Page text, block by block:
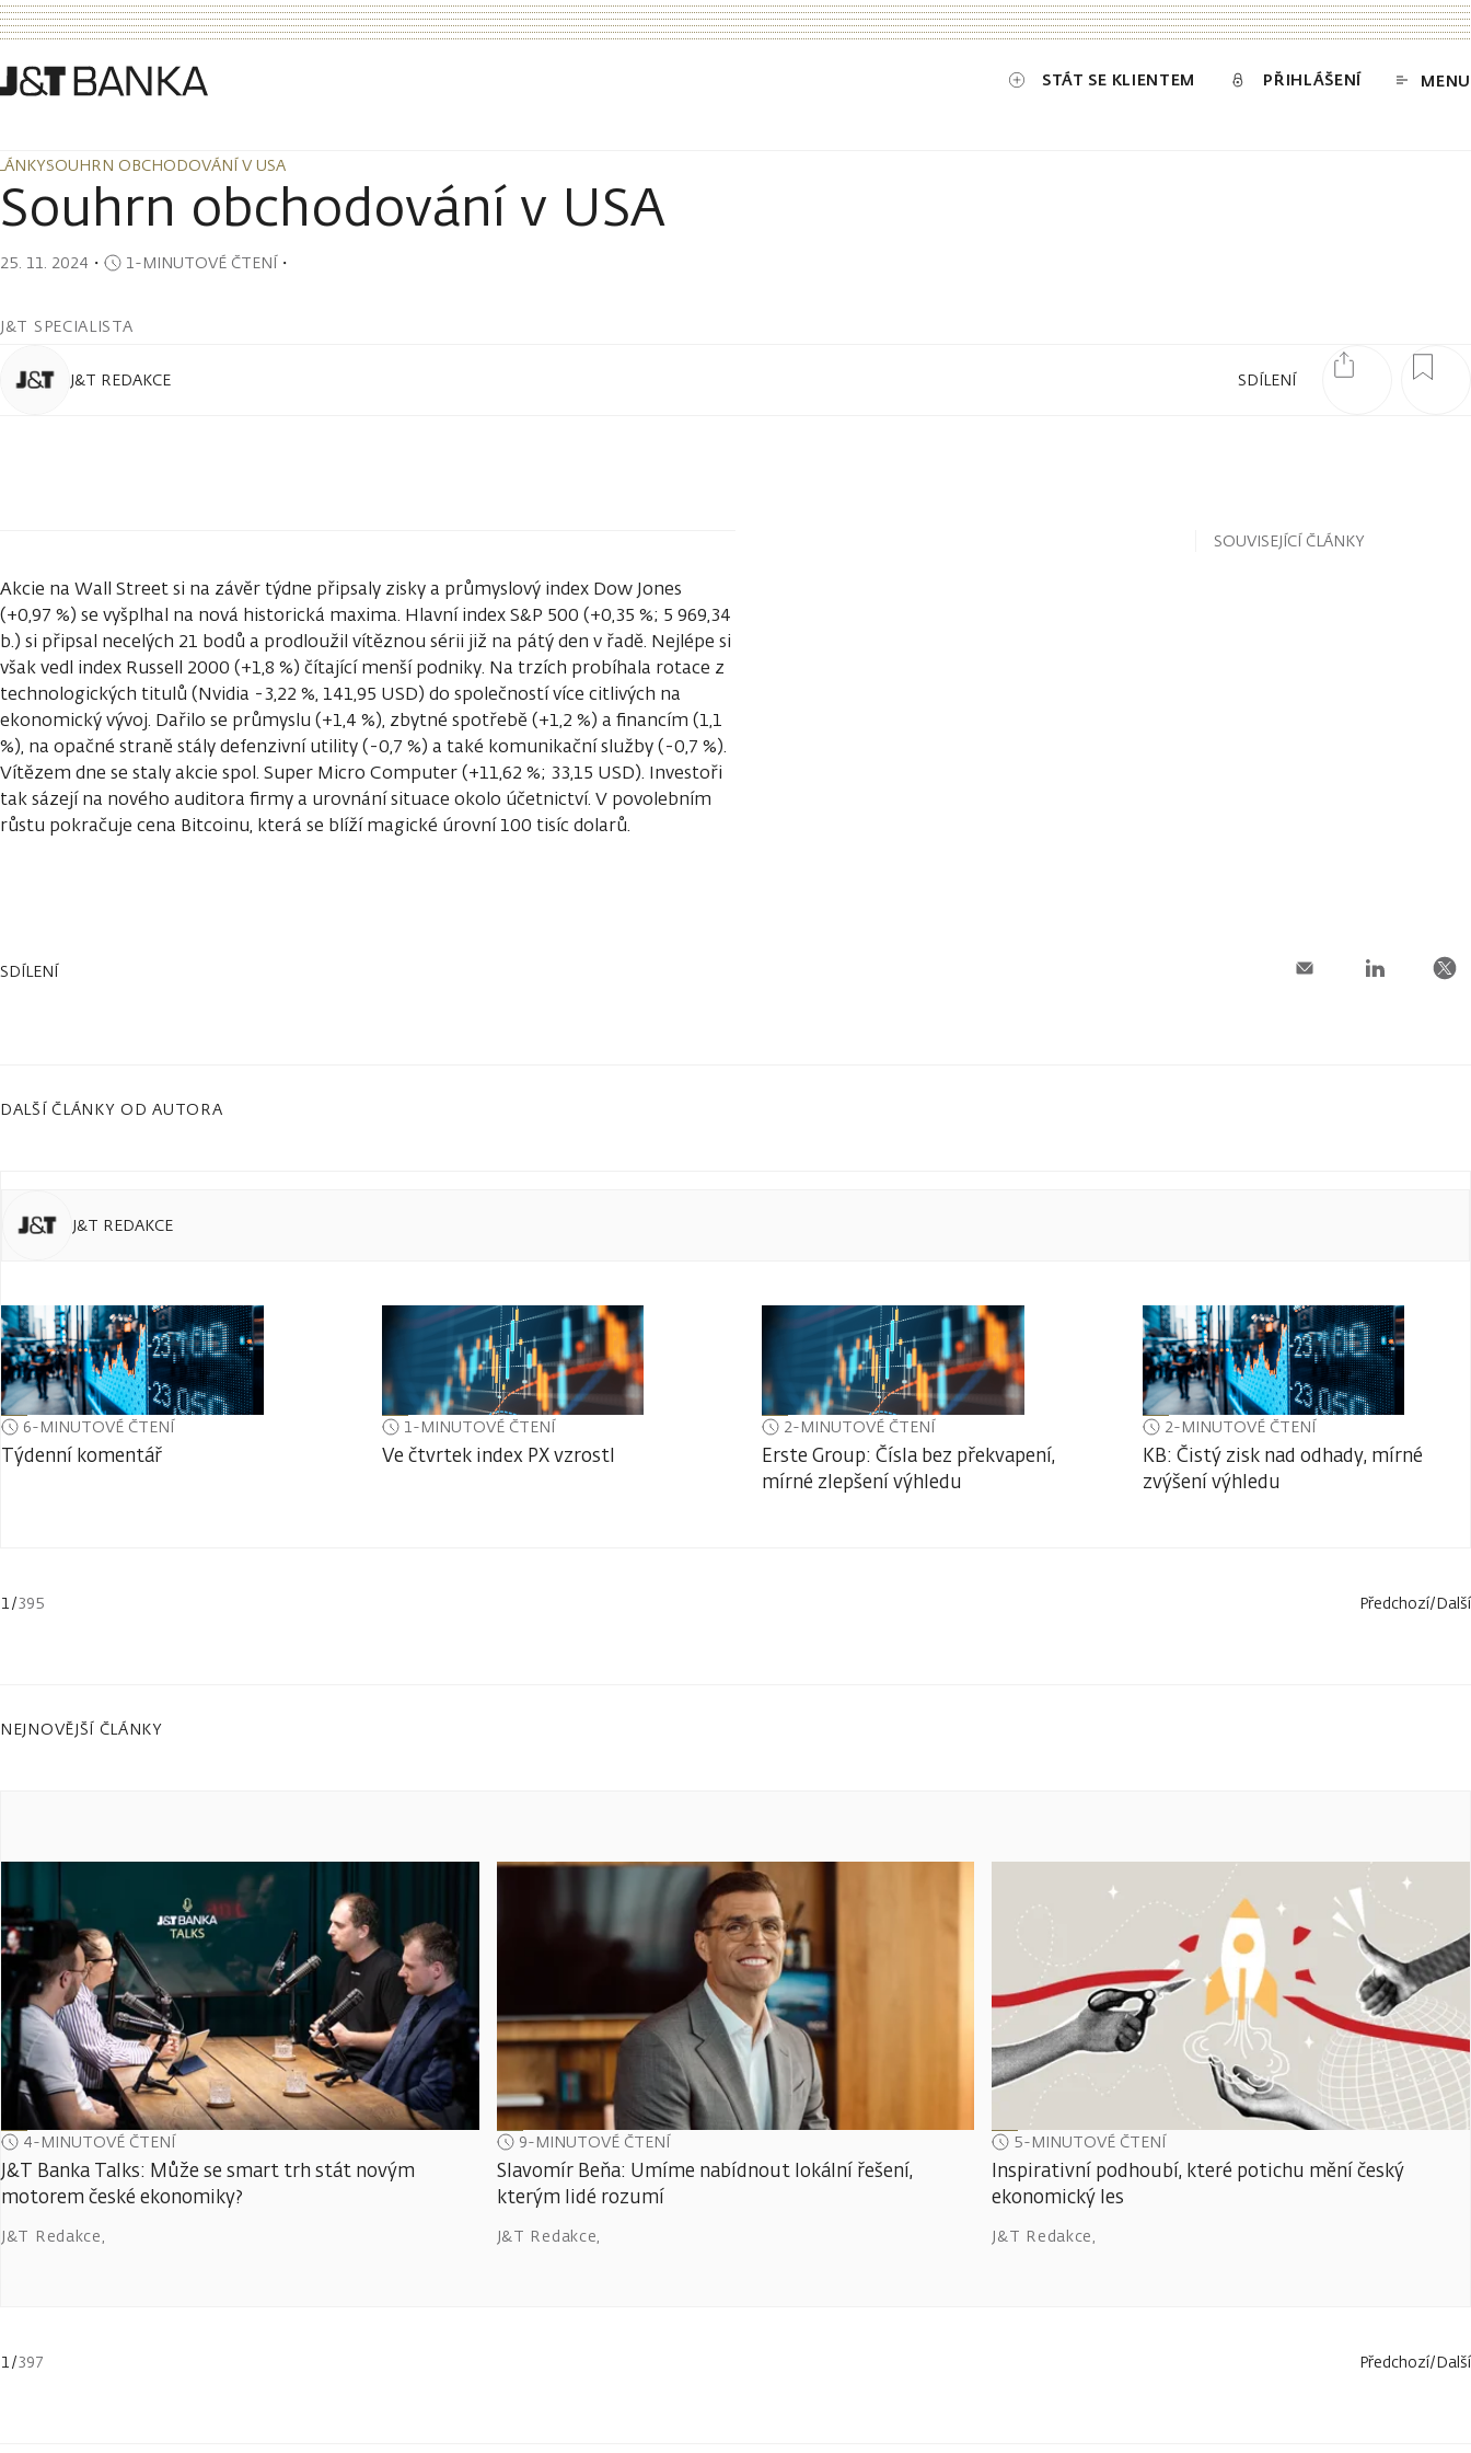
STÁT SE KLIENTEM PŘIHLÁŠENÍ MENU
SOUHRN OBCHODOVÁNÍ V USA
SOUHRN OBCHODOVÁNÍ V USA
Souhrn obchodování v USA
25. 11. 2024 ・ 1-MINUTOVÉ ČTENÍ・
J&T SPECIALISTA
SDÍLENÍ
J&T REDAKCE
Akcie na Wall Street si na závěr týdne připsaly zisky a průmyslový index Dow Jones
(+0,97 %) se vyšplhal na nová historická maxima. Hlavní index S&P 500 (+0,35 %; 5 969,34
b.) si připsal necelých 21 bodů a prodloužil vítěznou sérii již na pátý den v řadě. Nejlépe si
však vedl index Russell 2000 (+1,8 %) čítající menší podniky. Na trzích probíhala rotace z
technologických titulů (Nvidia -3,22 %, 141,95 USD) do společností více citlivých na
ekonomický vývoj. Dařilo se průmyslu (+1,4 %), zbytné spotřebě (+1,2 %) a financím (1,1
%), na opačné straně stály defenzivní utility (-0,7 %) a také komunikační služby (-0,7 %).
Vítězem dne se staly akcie spol. Super Micro Computer (+11,62 %; 33,15 USD). Investoři
tak sázejí na nového auditora firmy a urovnání situace okolo účetnictví. V povolebním
růstu pokračuje cena Bitcoinu, která se blíží magické úrovní 100 tisíc dolarů.
SOUVISEJÍCÍ ČLÁNKY
SDÍLENÍ
DALŠÍ ČLÁNKY OD AUTORA
J&T REDAKCE
6-MINUTOVÉ ČTENÍ
Týdenní komentář
1-MINUTOVÉ ČTENÍ
Ve čtvrtek index PX vzrostl
2-MINUTOVÉ ČTENÍ
Erste Group: Čísla bez překvapení,
mírné zlepšení výhledu
2-MINUTOVÉ ČTENÍ
KB: Čistý zisk nad odhady, mírné
zvýšení výhledu
1 /395 Předchozí/Další
NEJNOVĚJŠÍ ČLÁNKY
4-MINUTOVÉ ČTENÍ
J&T Banka Talks: Může se smart trh stát novým
motorem české ekonomiky?
J&T Redakce,
9-MINUTOVÉ ČTENÍ
Slavomír Beňa: Umíme nabídnout lokální řešení,
kterým lidé rozumí
J&T Redakce,
5-MINUTOVÉ ČTENÍ
Inspirativní podhoubí, které potichu mění český
ekonomický les
J&T Redakce,
1/397 Předchozí/Další